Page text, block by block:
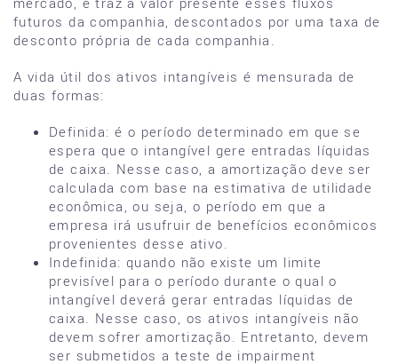
futuros da companhia, descontados por uma taxa de
desconto própria de cada companhia.
A vida útil dos ativos intangíveis é mensurada de
duas formas:
Definida: é o período determinado em que se
espera que o intangível gere entradas líquidas
de caixa. Nesse caso, a amortização deve ser
calculada com base na estimativa de utilidade
econômica, ou seja, o período em que a
empresa irá usufruir de benefícios econômicos
provenientes desse ativo.
Indefinida: quando não existe um limite
previsível para o período durante o qual o
intangível deverá gerar entradas líquidas de
caixa. Nesse caso, os ativos intangíveis não
devem sofrer amortização. Entretanto, devem
ser submetidos a teste de impairment